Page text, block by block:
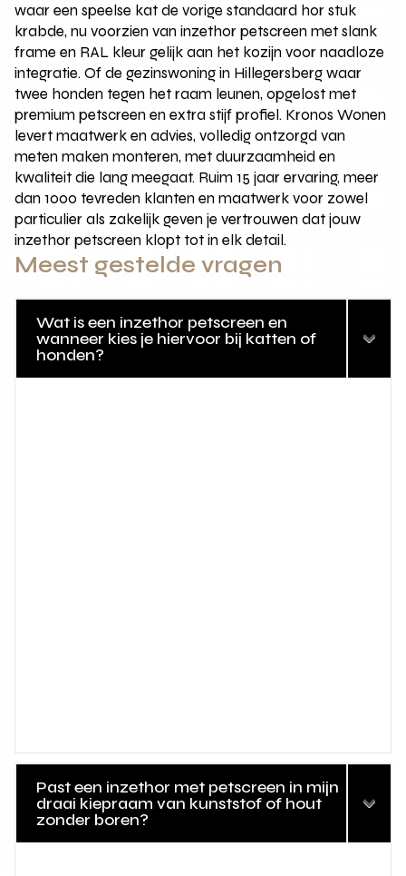
waar een speelse kat de vorige standaard hor stuk
krabde, nu voorzien van inzethor petscreen met slank
frame en RAL kleur gelijk aan het kozijn voor naadloze
integratie. Of de gezinswoning in Hillegersberg waar
twee honden tegen het raam leunen, opgelost met
premium petscreen en extra stijf profiel. Kronos Wonen
levert maatwerk en advies, volledig ontzorgd van
meten maken monteren, met duurzaamheid en
kwaliteit die lang meegaat. Ruim 15 jaar ervaring, meer
dan 1000 tevreden klanten en maatwerk voor zowel
particulier als zakelijk geven je vertrouwen dat jouw
inzethor petscreen klopt tot in elk detail.
Meest gestelde vragen
Wat is een inzethor petscreen en
wanneer kies je hiervoor bij katten of
honden?
Past een inzethor met petscreen in mijn
draai kiepraam van kunststof of hout
zonder boren?